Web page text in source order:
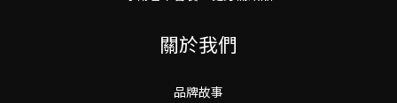
關於我們
品牌故事